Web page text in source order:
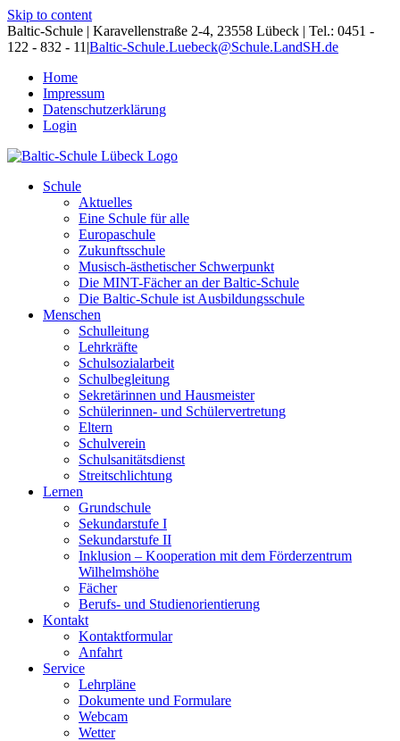
Skip to content
Baltic-Schule | Karavellenstraße 2-4, 23558 Lübeck | Tel.: 0451 -
122 - 832 - 11 |Baltic-Schule.Luebeck@Schule.LandSH.de
Home
Impressum
Datenschutzerklärung
Login
Schule
Aktuelles
Eine Schule für alle
Europaschule
Zukunftsschule
Musisch-ästhetischer Schwerpunkt
Die MINT-Fächer an der Baltic-Schule
Die Baltic-Schule ist Ausbildungsschule
Menschen
Schulleitung
Lehrkräfte
Schulsozialarbeit
Schulbegleitung
Sekretärinnen und Hausmeister
Schülerinnen- und Schülervertretung
Eltern
Schulverein
Schulsanitätsdienst
Streitschlichtung
Lernen
Grundschule
Sekundarstufe I
Sekundarstufe II
Inklusion – Kooperation mit dem Förderzentrum
Wilhelmshöhe
Fächer
Berufs- und Studienorientierung
Kontakt
Kontaktformular
Anfahrt
Service
Lehrpläne
Dokumente und Formulare
Webcam
Wetter